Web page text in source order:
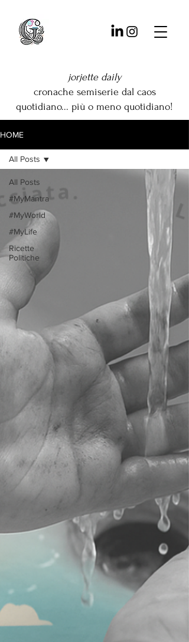
jorjette daily
cronache semiserie dal caos
quotidiano... più o meno quotidiano!
HOME
All Posts
#MyMantra
#MyWorld
#MyLife
Ricette
Politiche
All Posts